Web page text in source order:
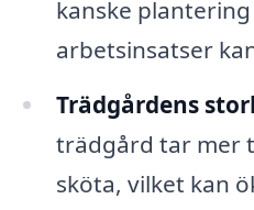
kanske
arbetsinsatser
Trädgårdens
trädgård tar mer
sköta, vilket kan